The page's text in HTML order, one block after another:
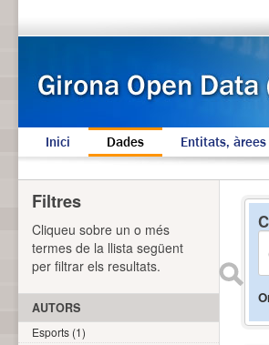
Inici Dades Entitats,
Filtres
Cliqueu sobre un o més
termes de la llista següent
per filtrar els resultats.
AUTORS
Esports (1)